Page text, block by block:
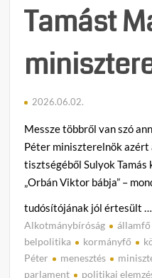
Tamást
2026.06.02.
Messze többről van szó
Péter miniszterelnök azért
tisztségéből Sulyok
„Orbán Viktor bábja” –
tudósítójának jól értesült …
Alkotmánybíróság államfő
belpolitika
kormányfő
Péter
menesztés
parlament
politikai